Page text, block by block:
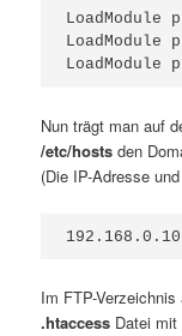
LoadModule
LoadModule
LoadModule
Nun trägt man auf
/etc/hosts den
(Die IP-Adresse
192.168.0.10
Im FTP-
.htaccess Datei